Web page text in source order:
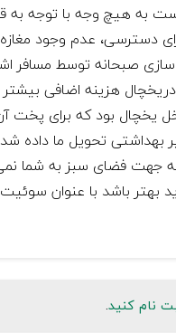
به هیچ وجه با توجه به
دسترسی، عدم وجود
صبحانه توسط مسافر
هزینه اضافی
یخچال بود که برای
تحویل ما داده
جهت فضای سبز به شما
باشد با عنوان
نام کنید.